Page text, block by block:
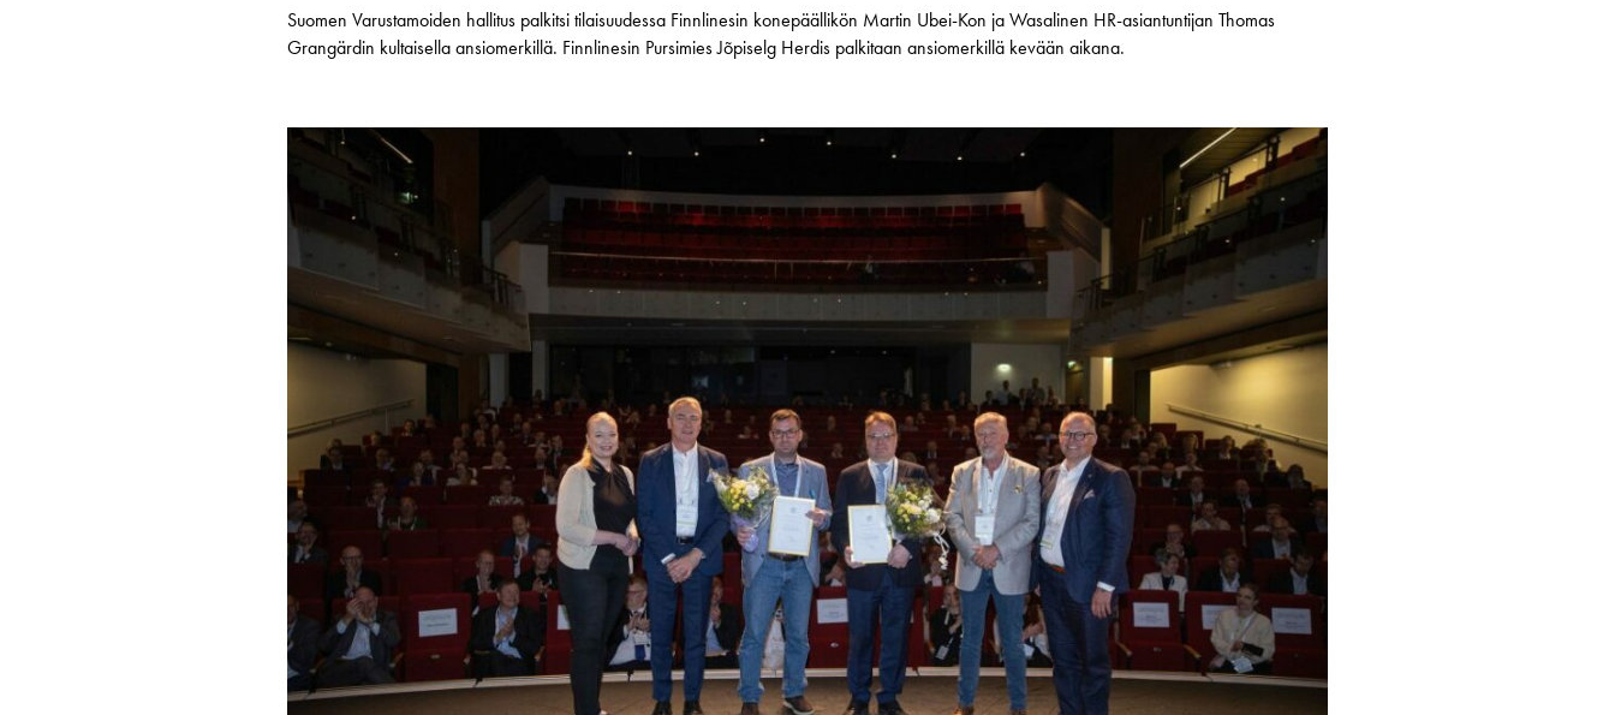
Suomen Varustamoiden hallitus palkitsi tilaisuudessa Finnlinesin konepäällikön Martin Ubei-Kon ja Wasalinen HR-asiantuntijan Thomas
Grangärdin kultaisella ansiomerkillä. Finnlinesin Pursimies Jõpiselg Herdis palkitaan ansiomerkillä kevään aikana.